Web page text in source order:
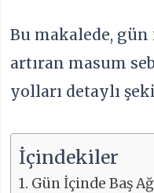
Bu makalede, gün
artıran masum
yolları detaylı
İçindekiler
Gün İçinde Baş